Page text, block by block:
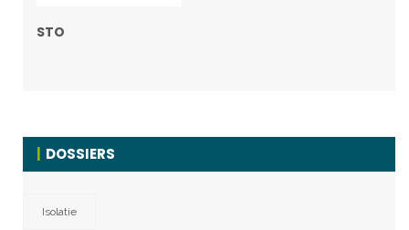
STO
DOSSIERS
Isolatie